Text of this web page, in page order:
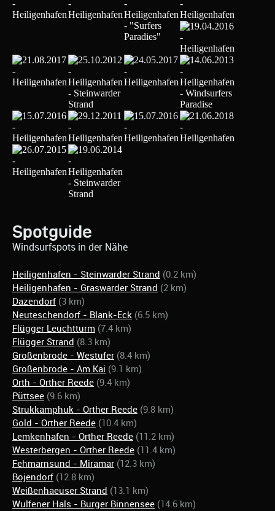
Spotguide
Windsurfspots in der Nähe
Heiligenhafen - Steinwarder Strand (0.2 km)
Heiligenhafen - Graswarder Strand (2 km)
Dazendorf (3 km)
Neuteschendorf - Blank-Eck (6.5 km)
Flügger Leuchtturm (7.4 km)
Flügger Strand (8.3 km)
Großenbrode - Westufer (8.4 km)
Großenbrode - Am Kai (9.1 km)
Orth - Orther Reede (9.4 km)
Püttsee (9.6 km)
Strukkamphuk - Orther Reede (9.8 km)
Gold - Orther Reede (10.4 km)
Lemkenhafen - Orther Reede (11.2 km)
Westerbergen - Orther Reede (11.4 km)
Fehmarnsund - Miramar (12.3 km)
Bojendorf (12.8 km)
Weißenhaeuser Strand (13.1 km)
Wulfener Hals - Burger Binnensee (14.6 km)